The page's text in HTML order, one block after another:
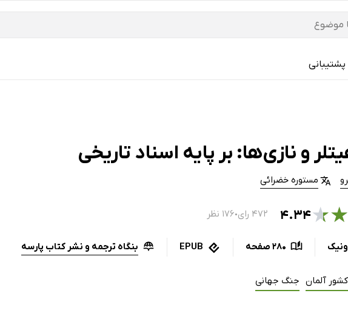
پشتیبانی
و نازی‌ها: بر پایه اسناد تاریخی
مستوره خضرائی
★
★۴.۳۴ ۴۷۲ رای ● ۱۷۶ نظر
280 صفحه EPUB بنگاه ترجمه و نشر کتاب پارسه
آلمان جنگ جهانی